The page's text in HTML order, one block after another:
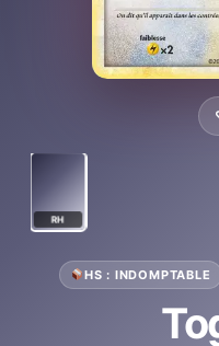
RH
HS : INDOMPTABLE